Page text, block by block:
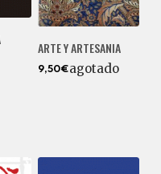
ARTE Y ARTESANIA
9,50€agotado